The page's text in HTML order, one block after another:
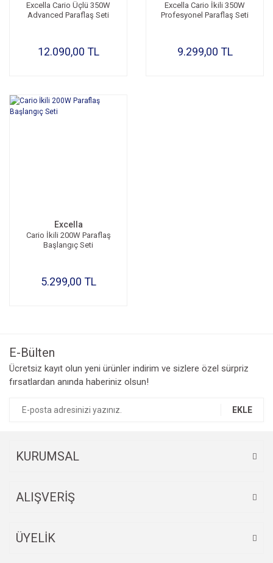
Excella Cario Üçlü 350W
Advanced Paraflaş Seti
12.090,00 TL
Excella Cario İkili 350W
Profesyonel Paraflaş Seti
9.299,00 TL
Excella
Cario İkili 200W Paraflaş
Başlangıç Seti
5.299,00 TL
E-Bülten
Ücretsiz kayıt olun yeni ürünler indirim ve sizlere özel sürpriz
fırsatlardan anında haberiniz olsun!
EKLE
KURUMSAL
ALIŞVERİŞ
ÜYELİK